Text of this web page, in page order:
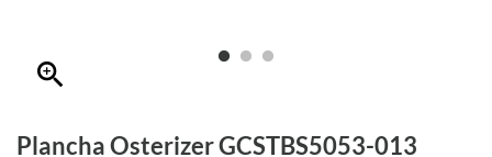
zoom_in
Plancha Osterizer GCSTBS5053-013